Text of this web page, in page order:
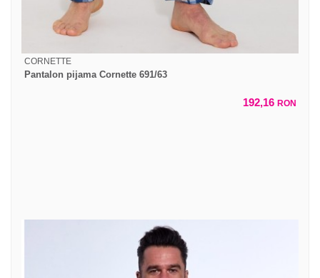
CORNETTE
Pantalon pijama Cornette 691/63
192,16 RON